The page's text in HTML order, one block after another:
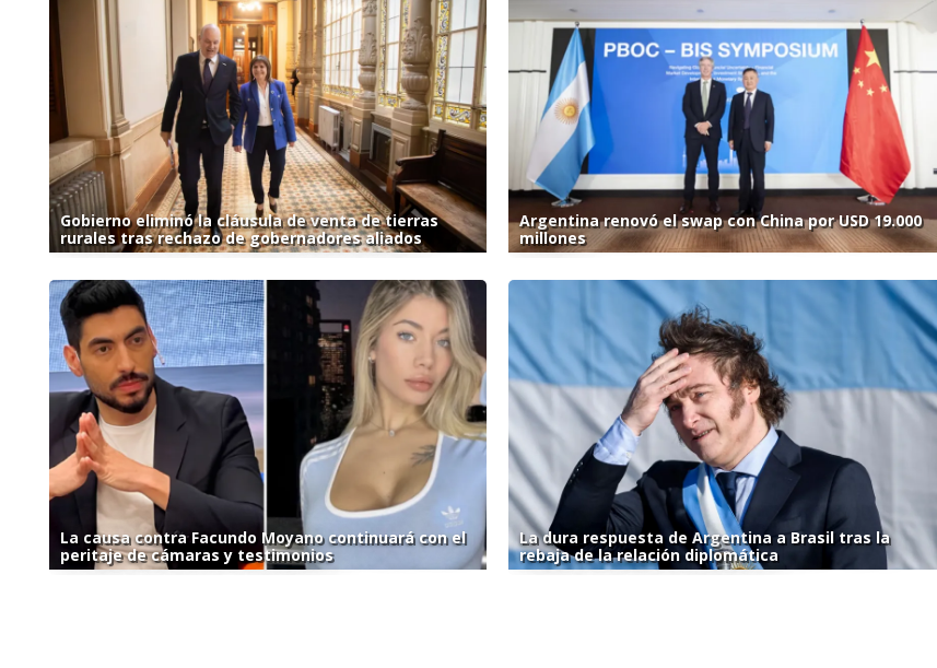
Gobierno eliminó la cláusula de venta de tierras
rurales tras rechazo de gobernadores aliados
Argentina renovó el swap con China por USD 19.000
millones
La causa contra Facundo Moyano continuará con el
peritaje de cámaras y testimonios
La dura respuesta de Argentina a Brasil tras la
rebaja de la relación diplomática